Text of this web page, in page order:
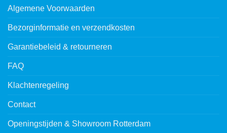
Algemene Voorwaarden
Bezorginformatie en verzendkosten
Garantiebeleid & retourneren
FAQ
Klachtenregeling
Contact
Openingstijden & Showroom Rotterdam